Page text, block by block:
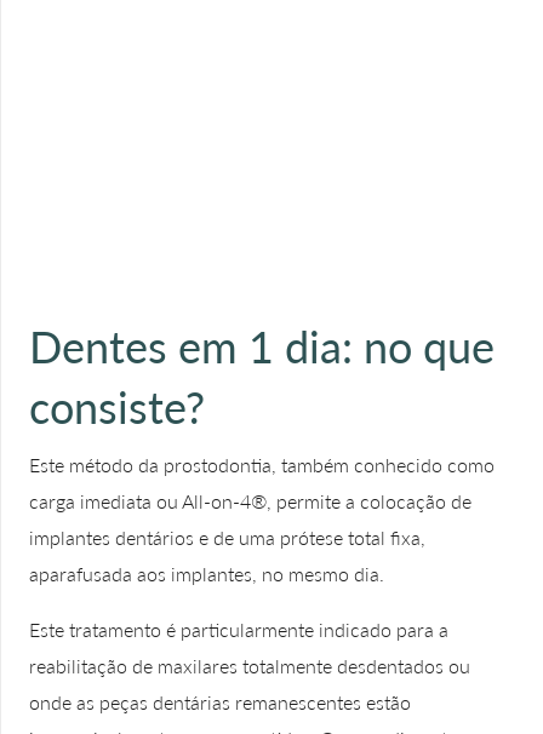
Dentes em 1 dia: no que
consiste?
Este método da prostodontia, também conhecido como
carga imediata ou All-on-4®, permite a colocação de
implantes dentários e de uma prótese total fixa,
aparafusada aos implantes, no mesmo dia.
Este tratamento é particularmente indicado para a
reabilitação de maxilares totalmente desdentados ou
onde as peças dentárias remanescentes estão